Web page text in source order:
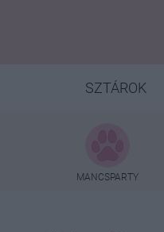
SZTÁROK
MANCSPARTY